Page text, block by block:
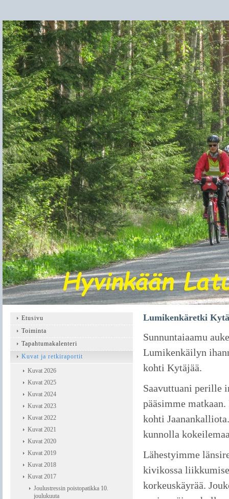
Lumikenkäretki
Sunnuntaiaamu
Lumikenkäilyn
kohti Kytäjää.
Saavuttuani perille
pääsimme
kohti
kunnolla
Lähestyimme
kivikossa
korkeuskäyrää.
Etusivu
Toiminta
Tapahtumakalenteri
Kuvat ja retkiraportit
Kuvat 2026
Kuvat 2025
Kuvat 2024
Kuvat 2023
Kuvat 2022
Kuvat 2021
Kuvat 2020
Kuvat 2019
Kuvat 2018
Kuvat 2017
Joulustressin poistopatikka 10.
joulukuuta